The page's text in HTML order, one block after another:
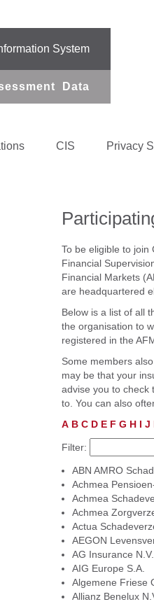
System
Data
CIS Privacy
To be eligible to
Financial
Financial Markets
are headquartered
Below is a list of all
the organisation to
registered in the
Some members
may be that your
advise you to check
to. You can also
A B C D E F G H I J
Filter:
ABN AMRO
Achmea
Achmea
Achmea
Actua
AEGON
AG Insurance N.V.
AIG Europe S.A.
Algemene Friese
Allianz Benelux